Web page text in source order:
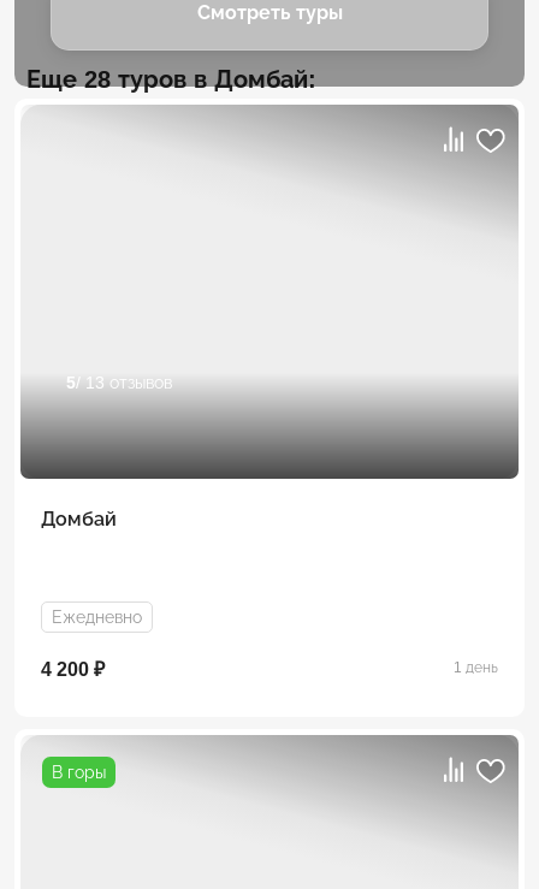
Смотреть туры
Еще 28 туров в Домбай:
5/ 13 отзывов
Домбай
Ежедневно
4 200 ₽ 1 день
В горы